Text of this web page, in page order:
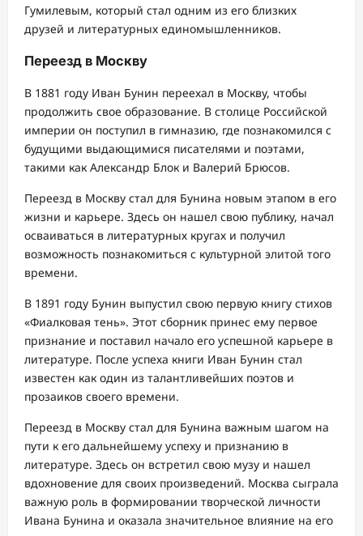
Гумилевым, который стал одним из его близких
друзей и литературных единомышленников.
Переезд в Москву
В 1881 году Иван Бунин переехал в Москву, чтобы
продолжить свое образование. В столице Российской
империи он поступил в гимназию, где познакомился с
будущими выдающимися писателями и поэтами,
такими как Александр Блок и Валерий Брюсов.
Переезд в Москву стал для Бунина новым этапом в его
жизни и карьере. Здесь он нашел свою публику, начал
осваиваться в литературных кругах и получил
возможность познакомиться с культурной элитой того
времени.
В 1891 году Бунин выпустил свою первую книгу стихов
«Фиалковая тень». Этот сборник принес ему первое
признание и поставил начало его успешной карьере в
литературе. После успеха книги Иван Бунин стал
известен как один из талантливейших поэтов и
прозаиков своего времени.
Переезд в Москву стал для Бунина важным шагом на
пути к его дальнейшему успеху и признанию в
литературе. Здесь он встретил свою музу и нашел
вдохновение для своих произведений. Москва сыграла
важную роль в формировании творческой личности
Ивана Бунина и оказала значительное влияние на его